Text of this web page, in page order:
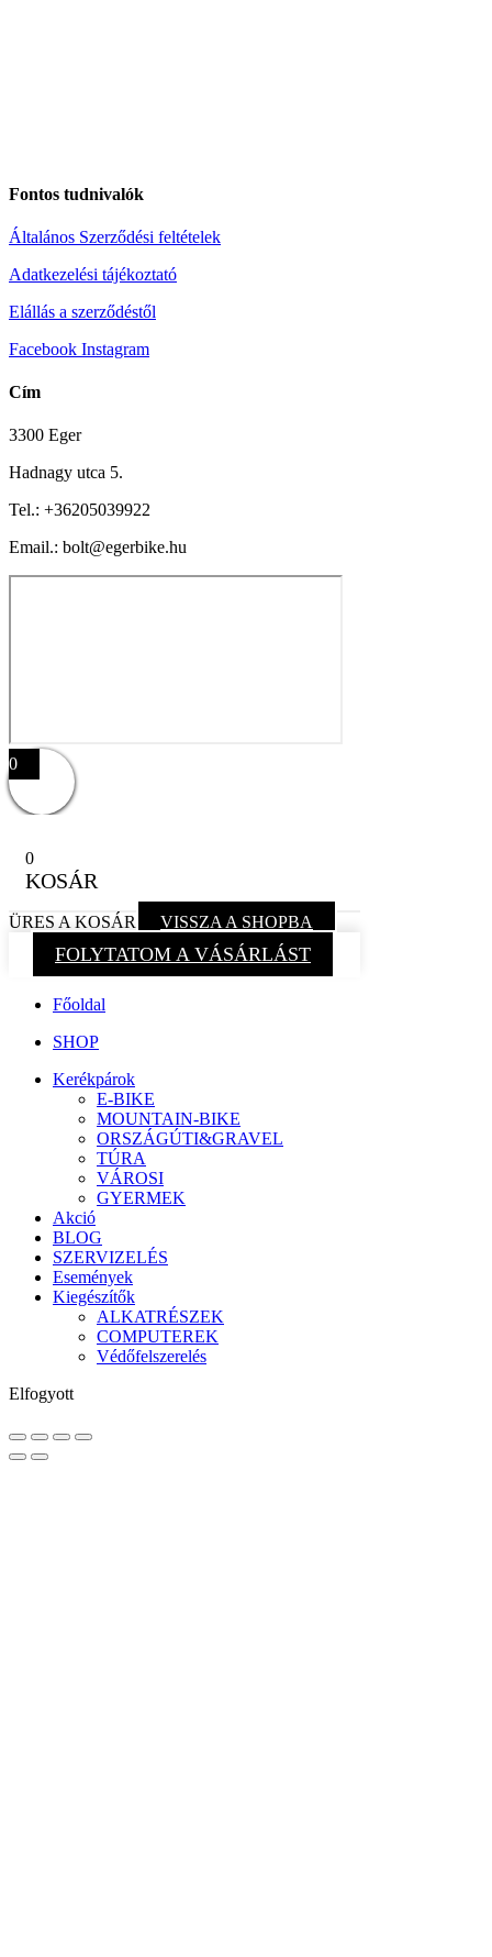
Fontos tudnivalók
Általános Szerződési feltételek
Adatkezelési tájékoztató
Elállás a szerződéstől
Facebook Instagram
Cím
3300 Eger
Hadnagy utca 5.
Tel.: +36205039922
Email.: bolt@egerbike.hu
0
0
KOSÁR
ÜRES A KOSÁR VISSZA A SHOPBA
FOLYTATOM A VÁSÁRLÁST
Főoldal
SHOP
Kerékpárok
E-BIKE
MOUNTAIN-BIKE
ORSZÁGÚTI&GRAVEL
TÚRA
VÁROSI
GYERMEK
Akció
BLOG
SZERVIZELÉS
Események
Kiegészítők
ALKATRÉSZEK
COMPUTEREK
Védőfelszerelés
Elfogyott